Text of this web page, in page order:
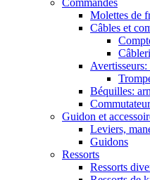
Commandes
Molettes de
Câbles et
Béquilles:
Guidon et
Leviers,
Guidons
Ressorts
Ressorts